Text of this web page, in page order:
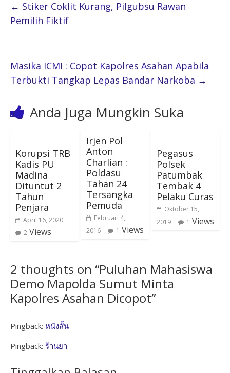
← Stiker Coklit Kurang, Pilgubsu Rawan
Pemilih Fiktif
Masika ICMI : Copot Kapolres Asahan Apabila
Terbukti Tangkap Lepas Bandar Narkoba →
Anda Juga Mungkin Suka
Korupsi TRB
Kadis PU
Madina
Dituntut 2
Tahun
Penjara
April 16, 2020
2 Views
Irjen Pol
Anton
Charlian :
Poldasu
Tahan 24
Tersangka
Pemuda
Februari 4,
2016
1 Views
Pegasus
Polsek
Patumbak
Tembak 4
Pelaku Curas
Oktober 15,
2019
1 Views
2 thoughts on “Puluhan Mahasiswa
Demo Mapolda Sumut Minta
Kapolres Asahan Dicopot”
Pingback: หนังสั้น
Pingback: ร้านยา